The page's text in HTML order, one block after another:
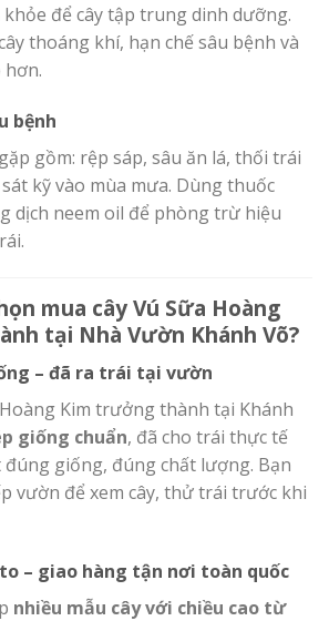
để cây tập trung dinh dưỡng.
thoáng khí, hạn chế sâu bệnh và
hơn.
bệnh
gồm: rệp sáp, sâu ăn lá, thối trái
kỹ vào mùa mưa. Dùng thuốc
dịch neem oil để phòng trừ hiệu
mua cây Vú Sữa Hoàng
tại Nhà Vườn Khánh Võ?
– đã ra trái tại vườn
Kim trưởng thành tại Khánh
giống chuẩn, đã cho trái thực tế
đúng giống, đúng chất lượng. Bạn
vườn để xem cây, thử trái trước khi
to – giao hàng tận nơi toàn quốc
nhiều mẫu cây với chiều cao từ